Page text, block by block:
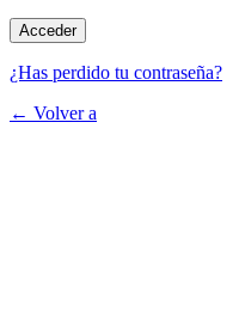
¿Has perdido tu contraseña?
← Volver a